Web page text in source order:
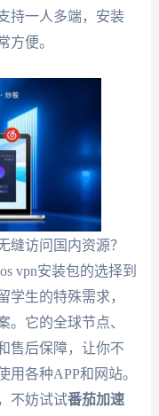
持一人多端，安装
方便。
访问国内资源？
vpn安装包的选择到
学生的特殊需求，
。它的全球节点、
售后保障，让你不
各种APP和网站。
不妨试试番茄加速